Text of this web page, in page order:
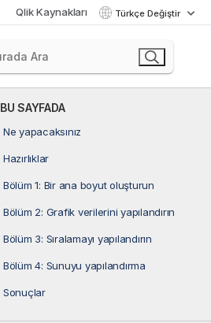
Qlik Kaynakları Türkçe Değiştir
BU SAYFADA
Ne yapacaksınız
Hazırlıklar
Bölüm 1: Bir ana boyut oluşturun
Bölüm 2: Grafik verilerini yapılandırın
Bölüm 3: Sıralamayı yapılandırın
Bölüm 4: Sunuyu yapılandırma
Sonuçlar